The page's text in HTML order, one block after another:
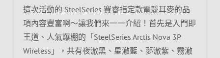
這次活動的 SteelSeries 賽睿指定款電競耳麥的品
項內容豐富啊～讓我們來一一介紹！首先是入門即
王道、人氣爆棚的「SteelSeries Arctis Nova 3P
Wireless」，共有夜澈黑、星澈藍、夢澈紫、霧澈